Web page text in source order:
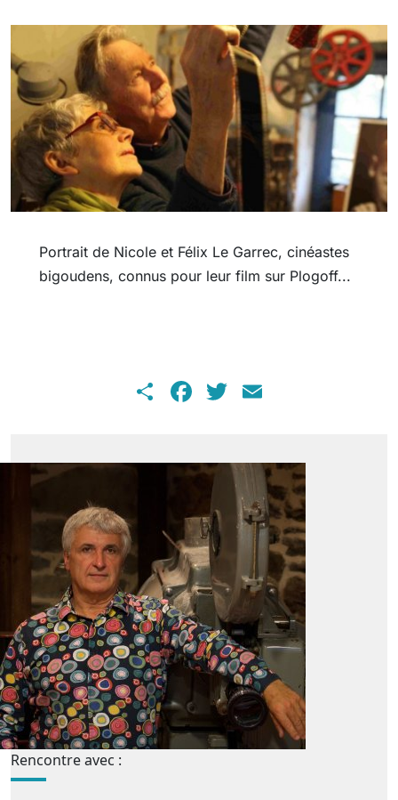
Portrait de Nicole et Félix Le Garrec, cinéastes
bigoudens, connus pour leur film sur Plogoff...
ShareFacebook
Twitter
Rencontre avec :